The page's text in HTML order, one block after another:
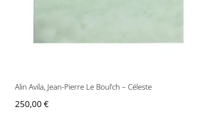
Alin Avila, Jean-Pierre Le Boul’ch – Céleste
250,00 €